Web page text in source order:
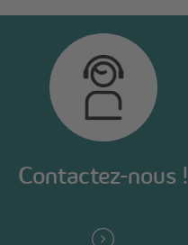
Contactez-nous !